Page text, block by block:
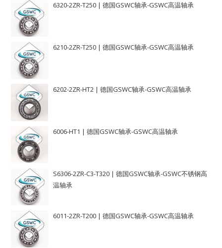
6320-2ZR-T250 | 德国GSWC轴承-GSWC高温轴承
6210-2ZR-T250 | 德国GSWC轴承-GSWC高温轴承
6202-2ZR-HT2 | 德国GSWC轴承-GSWC高温轴承
6006-HT1 | 德国GSWC轴承-GSWC高温轴承
S6306-2ZR-C3-T320 | 德国GSWC轴承-GSWC不锈钢高
温轴承
6011-2ZR-T200 | 德国GSWC轴承-GSWC高温轴承